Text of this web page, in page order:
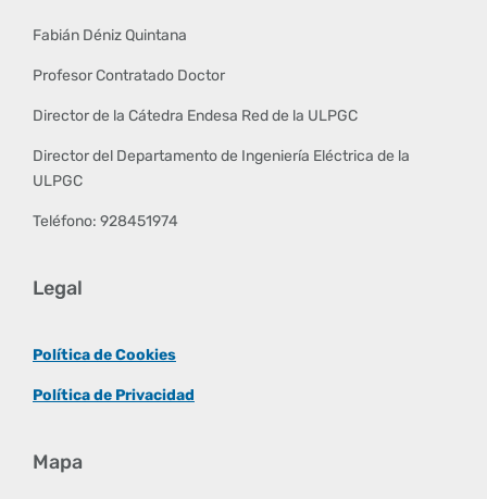
Fabián Déniz Quintana
Profesor Contratado Doctor
Director de la Cátedra Endesa Red de la ULPGC
Director del Departamento de Ingeniería Eléctrica de la
ULPGC
Teléfono: 928451974
Legal
Política de Cookies
Política de Privacidad
Mapa